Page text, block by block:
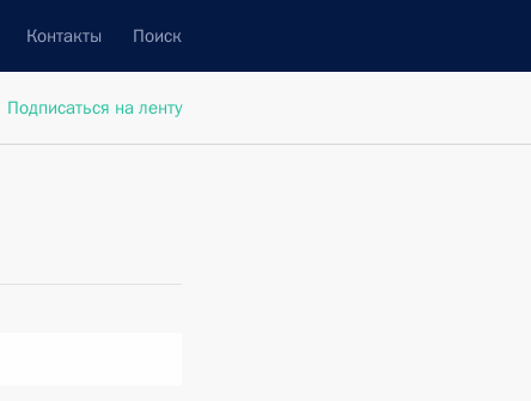
Контакты Поиск
Подписаться на ленту